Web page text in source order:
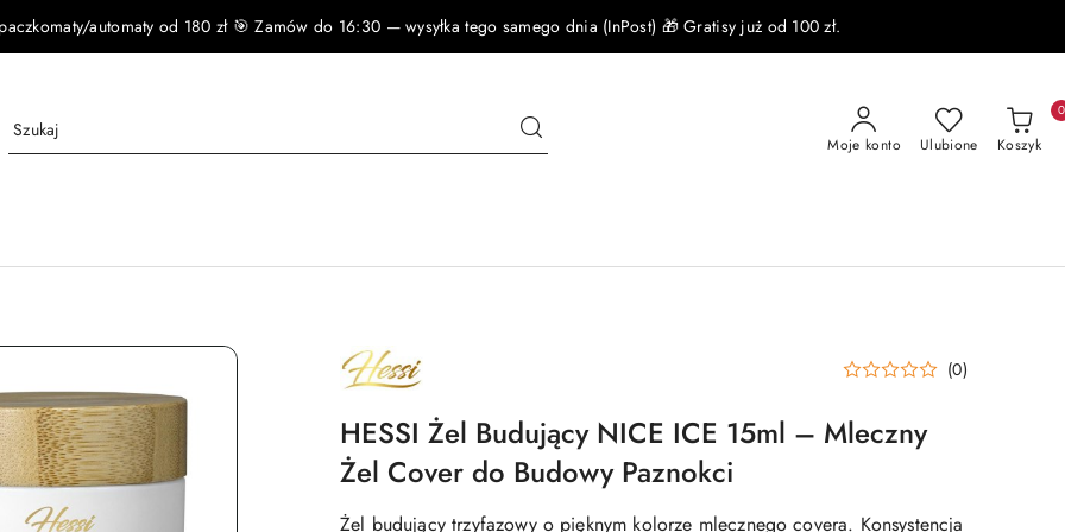
automaty od 180 zł 🎯 Zamów do 16:30 — wysyłka tego samego dnia (InPost) 🎁 Gratisy już od 100 zł.
Moje konto Ulubione Koszyk
0
NAZWA
PRODUCENTA:
HESSI
(0)
HESSI Żel Budujący NICE ICE 15ml – Mleczny
Żel Cover do Budowy Paznokci
Żel budujący trzyfazowy o pięknym kolorze mlecznego covera. Konsystencja